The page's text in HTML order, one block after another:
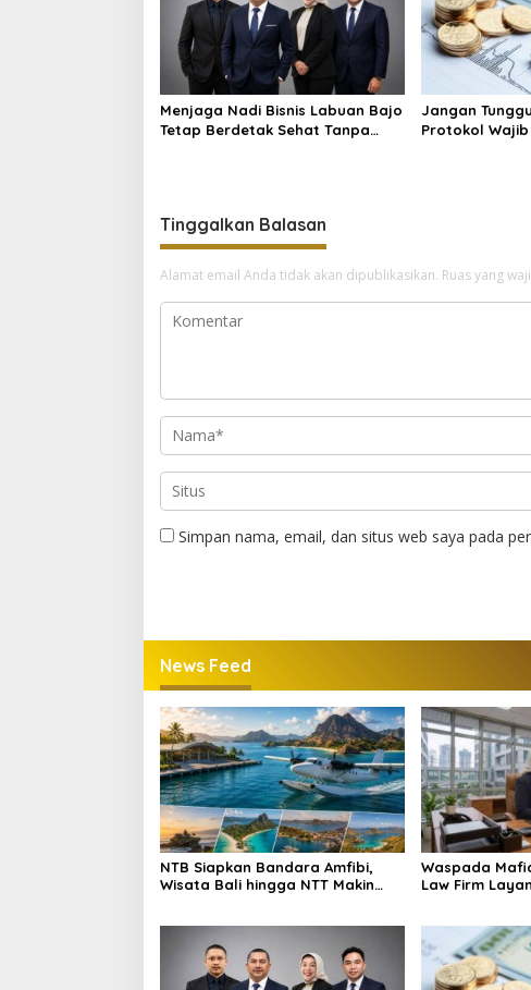
Menjaga Nadi Bisnis Labuan Bajo
Tetap Berdetak Sehat Tanpa
Jangan
Protokol
Tinggalkan Balasan
Alamat email Anda tidak akan dipublikasikan. Ruas yang
Simpan nama, email, dan situs web saya pada
News Feed
NTB Siapkan Bandara Amfibi,
Wisata Bali hingga NTT Makin
Waspada
Law Firm